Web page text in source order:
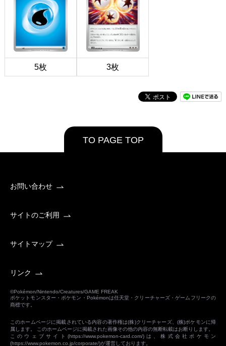
5枚 3枚
TO PAGE TOP
お問い合わせ
サイトのご利用
サイトマップ
リンク
©Pokémon/Nintendo/Creatures/GAME FREAK
ポケットモンスター・ポケモン・Pokémonは任天堂・クリーチャーズ・ゲームフリークの
商標です。
このホームページに掲載されている内容の著作権は(株)クリーチャーズ、(株)ポケモンに帰
属します。 このホームページに掲載された画像その他の内容の無断転載はお断りします。
このウェブサイト(https://www.pokemon-card.com/)は、株式会社ポケモン
(https://www.pokemon.co.jp/corporate/)が運営しております。